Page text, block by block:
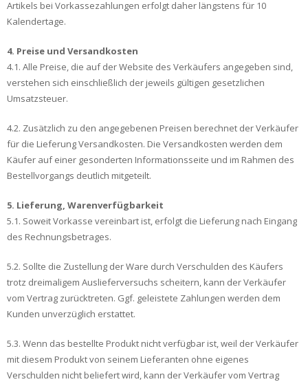
Artikels bei Vorkassezahlungen erfolgt daher längstens für 10
Kalendertage.
4. Preise und Versandkosten
4.1. Alle Preise, die auf der Website des Verkäufers angegeben sind,
verstehen sich einschließlich der jeweils gültigen gesetzlichen
Umsatzsteuer.
4.2. Zusätzlich zu den angegebenen Preisen berechnet der Verkäufer
für die Lieferung Versandkosten. Die Versandkosten werden dem
Käufer auf einer gesonderten Informationsseite und im Rahmen des
Bestellvorgangs deutlich mitgeteilt.
5. Lieferung, Warenverfügbarkeit
5.1. Soweit Vorkasse vereinbart ist, erfolgt die Lieferung nach Eingang
des Rechnungsbetrages.
5.2. Sollte die Zustellung der Ware durch Verschulden des Käufers
trotz dreimaligem Auslieferversuchs scheitern, kann der Verkäufer
vom Vertrag zurücktreten. Ggf. geleistete Zahlungen werden dem
Kunden unverzüglich erstattet.
5.3. Wenn das bestellte Produkt nicht verfügbar ist, weil der Verkäufer
mit diesem Produkt von seinem Lieferanten ohne eigenes
Verschulden nicht beliefert wird, kann der Verkäufer vom Vertrag